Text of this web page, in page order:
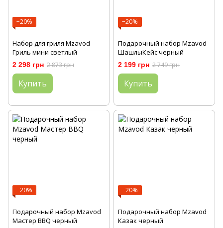
−20%
Набор для гриля Mzavod
Гриль мини светлый
2 298 грн 2 873 грн
Купить
−20%
Подарочный набор Mzavod
ШашлыКейс черный
2 199 грн 2 749 грн
Купить
−20%
Подарочный набор Mzavod
Мастер BBQ черный
−20%
Подарочный набор Mzavod
Казак черный